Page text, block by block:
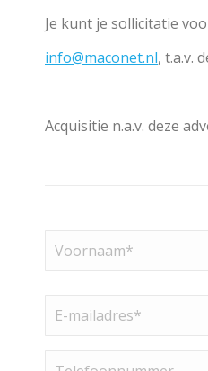
Je kunt je sollicitatie
info@maconet.nl, t.a.v.
Acquisitie n.a.v. deze
Voornaam
E-
Telefoonnummer